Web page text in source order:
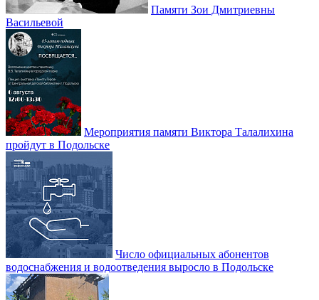
Памяти Зои Дмитриевны
Васильевой
Мероприятия памяти Виктора Талалихина
пройдут в Подольске
Число официальных абонентов
водоснабжения и водоотведения выросло в Подольске